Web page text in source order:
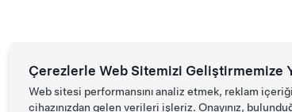
Çerezlerle Web Sitemizi Geliştirmemize
Web sitesi performansını analiz etmek, reklam
cihazınızdan gelen verileri işleriz. Onayınız,